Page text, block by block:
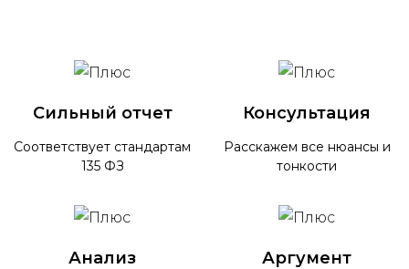
Сильный отчет
Соответствует стандартам
135 ФЗ
Консультация
Расскажем все нюансы и
тонкости
Анализ Аргумент